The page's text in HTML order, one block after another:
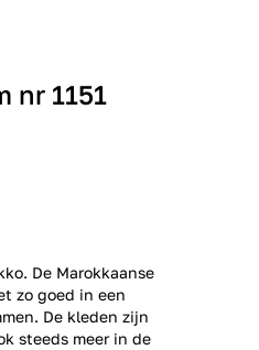
nr 1151
De Marokkaanse
zo goed in een
De kleden zijn
steeds meer in de